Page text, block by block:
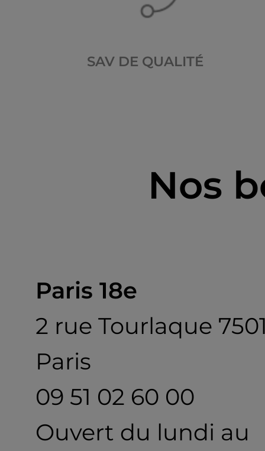
SAV DE QUALITÉ
Nos
Paris 18e
2 rue Tourlaque
Paris
09 51 02 60 00
Ouvert du lundi au